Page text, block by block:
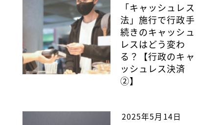
「キャッシュレス
法」施行で行政手
続きのキャッシュ
レスはどう変わ
る？【行政のキャ
ッシュレス決済
②】
2025年5月14日